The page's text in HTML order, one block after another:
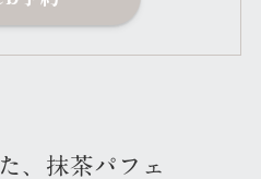
、抹茶パフェ